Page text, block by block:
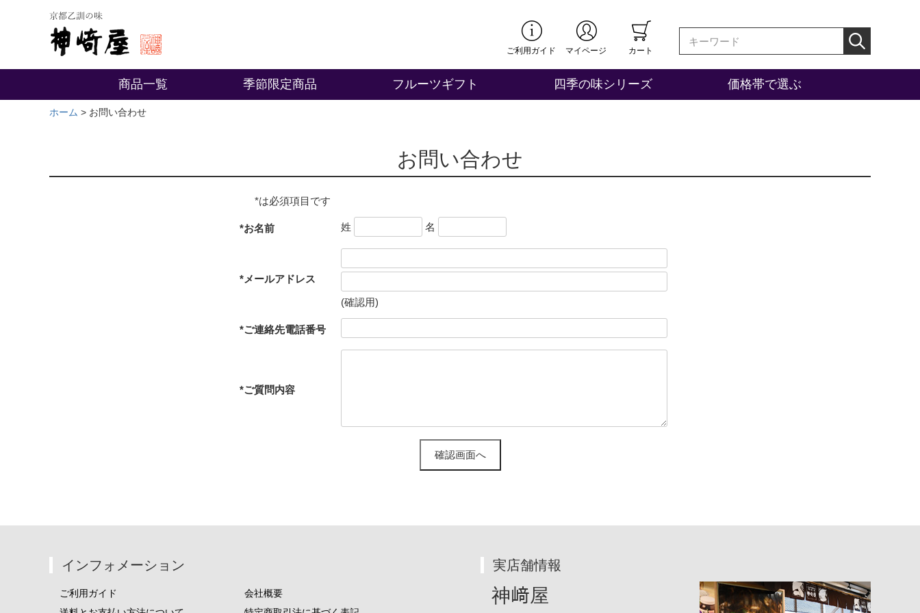
ご利用ガイド マイページ カート
商品一覧 季節限定商品 フルーツギフト 四季の味シリーズ 価格帯で選ぶ
ホーム お問い合わせ
お問い合わせ
*は必須項目です
*お名前 姓 名
*メールアドレス
(確認用)
*ご連絡先電話番号
*ご質問内容
インフォメーション
ご利用ガイド
会社概要
実店舗情報
神﨑屋